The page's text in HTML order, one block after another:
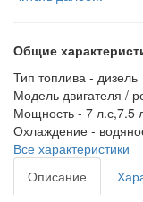
Общие
Тип топлива - дизель
Модель двигателя /
Мощность - 7 л.с,7.5
Охлаждение -
Все характеристики
Описание